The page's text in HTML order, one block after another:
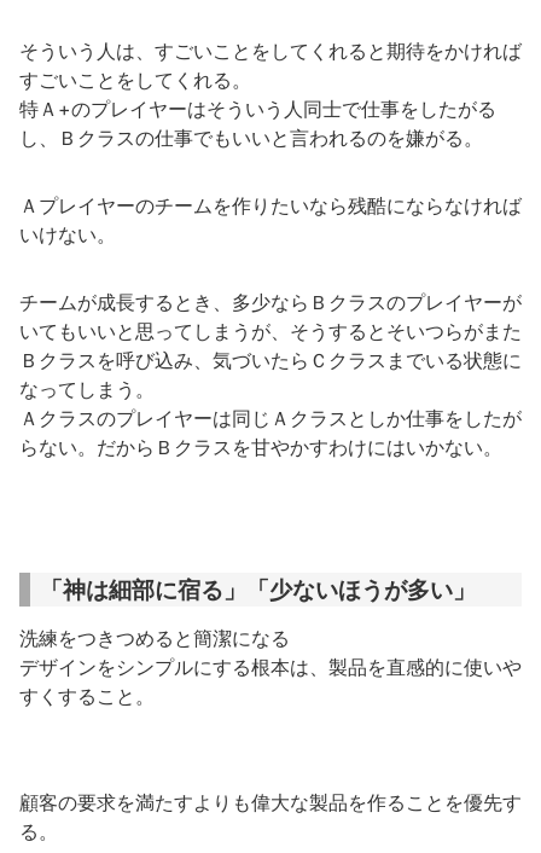
そういう人は、すごいことをしてくれると期待をかければ
すごいことをしてくれる。
特Ａ+のプレイヤーはそういう人同士で仕事をしたがる
し、Ｂクラスの仕事でもいいと言われるのを嫌がる。
Ａプレイヤーのチームを作りたいなら残酷にならなければ
いけない。
チームが成長するとき、多少ならＢクラスのプレイヤーが
いてもいいと思ってしまうが、そうするとそいつらがまた
Ｂクラスを呼び込み、気づいたらＣクラスまでいる状態に
なってしまう。
Ａクラスのプレイヤーは同じＡクラスとしか仕事をしたが
らない。だからＢクラスを甘やかすわけにはいかない。
「神は細部に宿る」「少ないほうが多い」
洗練をつきつめると簡潔になる
デザインをシンプルにする根本は、製品を直感的に使いや
すくすること。
顧客の要求を満たすよりも偉大な製品を作ることを優先す
る。